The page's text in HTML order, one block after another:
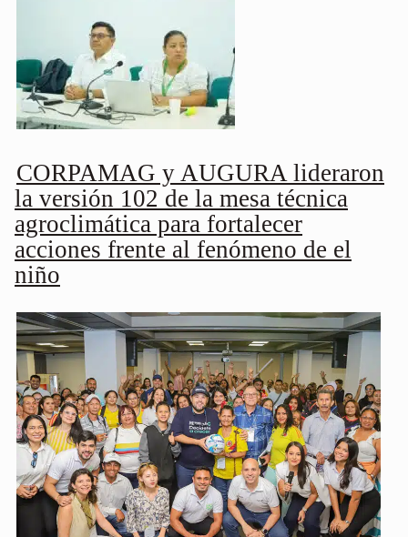
CORPAMAG y AUGURA lideraron
la versión 102 de la mesa técnica
agroclimática para fortalecer
acciones frente al fenómeno de el
niño